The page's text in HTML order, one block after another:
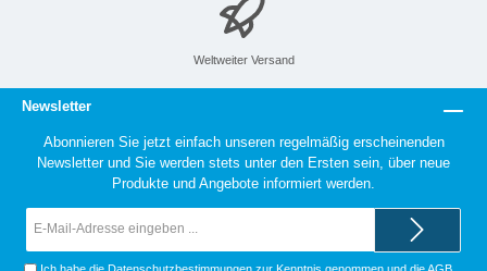
Weltweiter Versand
Newsletter
Abonnieren Sie jetzt einfach unseren regelmäßig erscheinenden
Newsletter und Sie werden stets unter den Ersten sein, über neue
Produkte und Angebote informiert werden.